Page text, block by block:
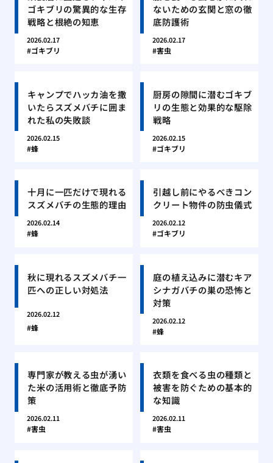
ゴキブリの驚異的な生存
戦略と根絶の知恵
2026.02.17
ゴキブリ
ないための玄関と窓の徹
底防護術
2026.02.17
害虫
キャンプでハッカ油を撒
いたらスズメバチに囲ま
れた私の失敗談
2026.02.15
蜂
厨房の隙間に潜むゴキブ
リの生態と効果的な駆除
戦略
2026.02.15
ゴキブリ
十月に一匹だけで現れる
スズメバチの生態的理由
2026.02.14
蜂
引越し前にやるべきコン
クリート物件の防虫儀式
2026.02.12
ゴキブリ
秋に現れるスズメバチ一
匹への正しい対処法
2026.02.12
蜂
庭の植え込みに潜むキア
シナガバチの巣の恐怖と
対策
2026.02.12
蜂
専門家が教える虫が湧い
た米の活用術と徹底予防
策
2026.02.11
害虫
衣類を食べる虫の種類と
被害を防ぐための基本的
な知識
2026.02.11
害虫